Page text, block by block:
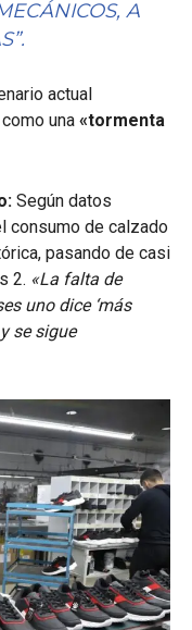
A
actual
una «tormenta
Según datos
consumo de calzado
pasando de casi
2. «La falta de
uno dice ‘más
se sigue